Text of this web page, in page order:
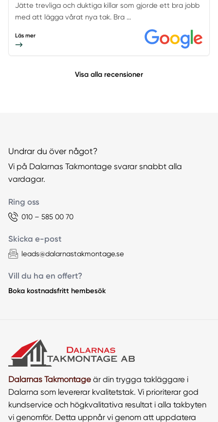
Jätte trevliga och duktiga killar som gjorde ett bra jobb
med att lägga vårat nya tak. Bra ...
Läs mer
Visa alla recensioner
Undrar du över något?
Vi på Dalarnas Takmontage svarar snabbt alla
vardagar.
Ring oss
010 – 585 00 70
Skicka e-post
leads@dalarnastakmontage.se
Vill du ha en offert?
Boka kostnadsfritt hembesök
Dalarnas Takmontageär din trygga takläggare i
Dalarna som levererar kvalitetstak. Vi prioriterar god
kundservice och högkvalitativa resultat i alla takbyten
vi genomför. Detta uppnår vi genom att uppdatera